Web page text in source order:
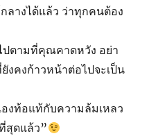
กลางได้แล้ว ว่าทุกคนต้อง
ปตามที่คุณคาดหวัง อย่า
คงก้าวหน้าต่อไปจะเป็น
งท้อแท้กับความล้มเหลว
สุดแล้ว”